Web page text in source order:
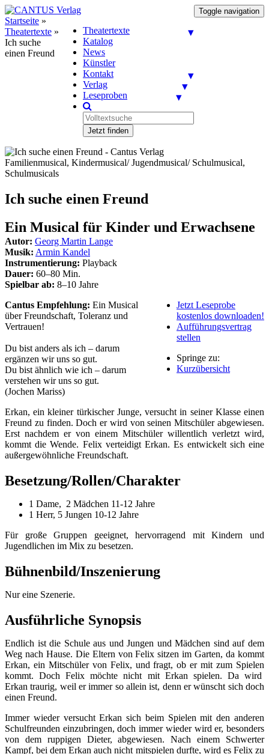
Toggle navigation
Theatertexte
Katalog
News
Künstler
Kontakt
Verlag
Leseproben
Jetzt finden
Startseite »
Theatertexte »
Ich suche
einen Freund
Familienmusical, Kindermusical/ Jugendmusical/ Schulmusical,
Schulmusicals
Ich suche einen Freund
Ein Musical für Kinder und Erwachsene
Autor: Georg Martin Lange
Musik: Armin Kandel
Instrumentierung: Playback
Dauer: 60–80 Min.
Spielbar ab: 8–10 Jahre
Jetzt Leseprobe
kostenlos downloaden!
Aufführungsvertrag
stellen
Springe zu:
Kurzübersicht
Cantus Empfehlung: Ein Musical
über Freundschaft, Toleranz und
Vertrauen!
Du bist anders als ich – darum
ergänzen wir uns so gut.
Du bist ähnlich wie ich – darum
verstehen wir uns so gut.
(Jochen Mariss)
Erkan, ein kleiner türkischer Junge, versucht in seiner Klasse einen
Freund zu finden. Doch er wird von seinen Mitschüler abgewiesen.
Erst nachdem er von einem Mitschüler willentlich verletzt wird,
kommt die Wende. Felix verteidigt Erkan. Es entwickelt sich eine
außergewöhnliche Freundschaft.
Besetzung/Rollen/Charakter
1 Dame, 2 Mädchen 11-12 Jahre
1 Herr, 5 Jungen 10-12 Jahre
Für große Gruppen geeignet, hervorragend mit Kindern und
Jugendlichen im Mix zu besetzen.
Bühnenbild/Inszenierung
Nur eine Szenerie.
Ausführliche Synopsis
Endlich ist die Schule aus und Jungen und Mädchen sind auf dem
Weg nach Hause. Die Eltern von Felix sitzen im Garten, da kommt
Erkan, ein Mitschüler von Felix, und fragt, ob er mit zum Spielen
kommt. Doch Felix möchte nicht mit Erkan spielen. Da wird
Erkan traurig, weil er immer so allein ist, denn er wünscht sich doch
einen Freund.
Immer wieder versucht Erkan sich beim Spielen mit den anderen
Schulfreunden einzubringen, doch immer wieder wird er, besonders
von dem ruppigen Dieter, abgewiesen. Nach einem Schwerter
Kampf, bei dem Erkan auch nicht mitspielen durfte, wird es Felix zu